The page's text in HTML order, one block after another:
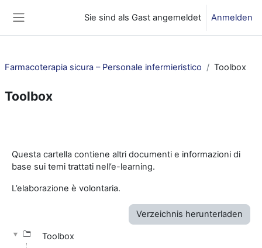
Sie sind als Gast angemeldet Anmelden
Farmacoterapia sicura – Personale infermieristico Toolbox
Toolbox
Questa cartella contiene altri documenti e informazioni di
base sui temi trattati nell’e-learning.
L’elaborazione è volontaria.
Verzeichnis herunterladen
Toolbox